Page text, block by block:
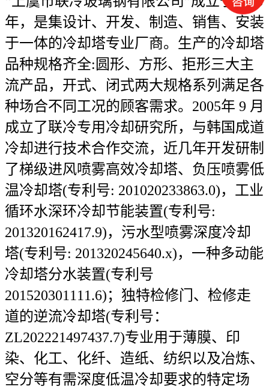
年，是集设计、开发、制造、销售、安装
于一体的冷却塔专业厂商。生产的冷却塔
品种规格齐全:圆形、方形、拒形三大主
流产品，开式、闭式两大规格系列满足各
种场合不同工况的顾客需求。2005年 9 月
成立了联冷专用冷却研究所，与韩国成道
冷却进行技术合作交流，近几年开发研制
了梯级进风喷雾高效冷却塔、负压喷雾低
温冷却塔(专利号: 201020233863.0)，工业
循环水深环冷却节能装置(专利号:
201320162417.9)，污水型喷雾深度冷却
塔(专利号: 201320245640.x)，一种多动能
冷却塔分水装置(专利号
201520301111.6)；独特检修门、检修走
道的逆流冷却塔(专利号：
ZL202221497437.7)专业用于薄膜、印
染、化工、化纤、造纸、纺织以及冶炼、
空分等有需深度低温冷却要求的特定场